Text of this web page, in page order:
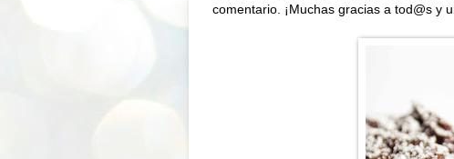
comentario. ¡Muchas gracias a tod@s y